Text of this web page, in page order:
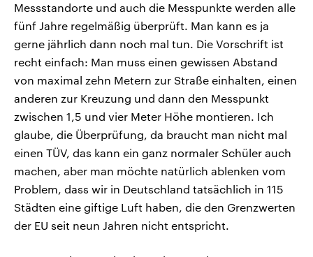
Messstandorte und auch die Messpunkte werden alle
fünf Jahre regelmäßig überprüft. Man kann es ja
gerne jährlich dann noch mal tun. Die Vorschrift ist
recht einfach: Man muss einen gewissen Abstand
von maximal zehn Metern zur Straße einhalten, einen
anderen zur Kreuzung und dann den Messpunkt
zwischen 1,5 und vier Meter Höhe montieren. Ich
glaube, die Überprüfung, da braucht man nicht mal
einen TÜV, das kann ein ganz normaler Schüler auch
machen, aber man möchte natürlich ablenken vom
Problem, dass wir in Deutschland tatsächlich in 115
Städten eine giftige Luft haben, die den Grenzwerten
der EU seit neun Jahren nicht entspricht.